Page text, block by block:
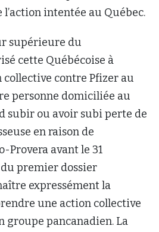
l’action intentée au Québec.
supérieure du
cette Québécoise à
contre Pfizer au
personne domiciliée au
subir ou avoir subi perte de
en raison de
Provera avant le 31
du premier dossier
expressément la
une action collective
groupe pancanadien. La